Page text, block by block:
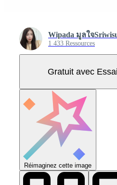
Wipada มูลใจ
1 433 Ressources
Gratuit avec Essai
Réimaginez cette image